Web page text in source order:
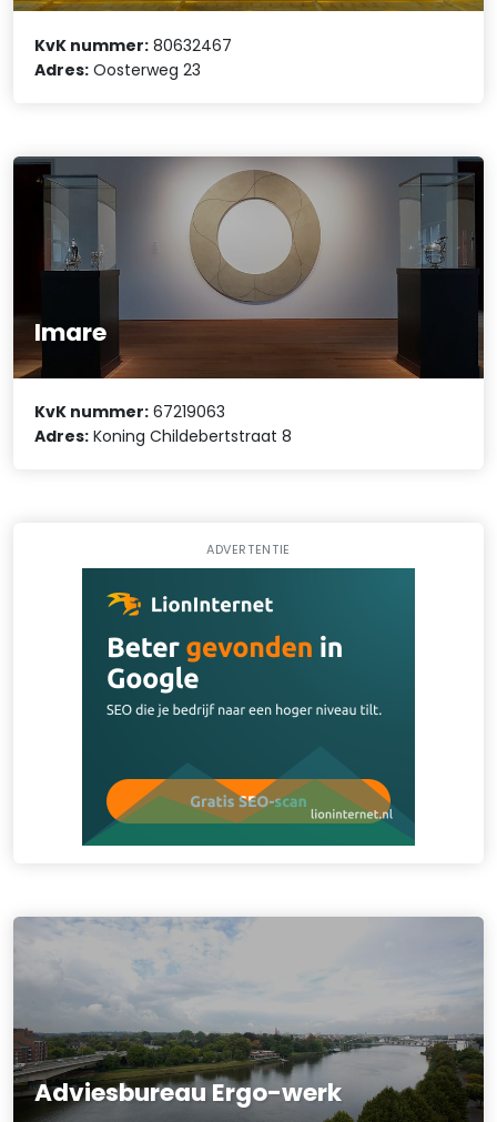
KvK nummer: 80632467
Adres: Oosterweg 23
Imare
KvK nummer: 67219063
Adres: Koning Childebertstraat 8
ADVERTENTIE
Adviesbureau Ergo-werk